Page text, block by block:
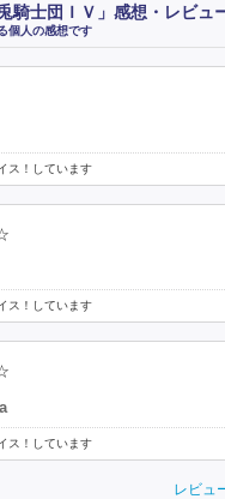
騎士団ＩＶ」感想・レビュ
個人の感想です
ス！しています
ス！しています
ス！しています
レビュ